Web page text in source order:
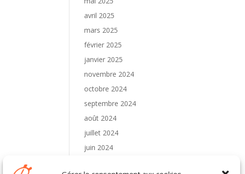
avril 2025
mars 2025
février 2025
janvier 2025
novembre 2024
octobre 2024
septembre 2024
août 2024
juillet 2024
juin 2024